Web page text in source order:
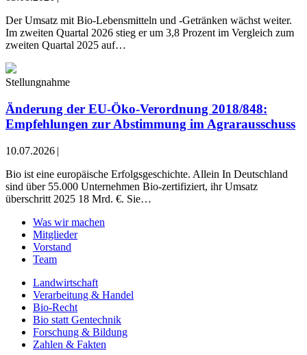
Der Umsatz mit Bio-Lebensmitteln und -Getränken wächst weiter.
Im zweiten Quartal 2026 stieg er um 3,8 Prozent im Vergleich zum
zweiten Quartal 2025 auf…
Stellungnahme
Änderung der EU-Öko-Verordnung 2018/848:
Empfehlungen zur Abstimmung im Agrarausschuss
10.07.2026 |
Bio ist eine europäische Erfolgsgeschichte. Allein In Deutschland
sind über 55.000 Unternehmen Bio-zertifiziert, ihr Umsatz
überschritt 2025 18 Mrd. €. Sie…
Was wir machen
Mitglieder
Vorstand
Team
Landwirtschaft
Verarbeitung & Handel
Bio-Recht
Bio statt Gentechnik
Forschung & Bildung
Zahlen & Fakten